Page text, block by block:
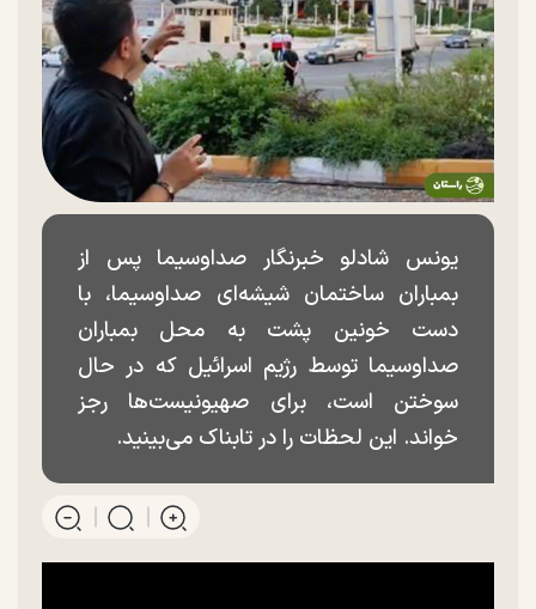
یونس شادلو خبرنگار صداوسیما پس از
بمباران ساختمان شیشه‌ای صداوسیما، با
دست خونین پشت به محل بمباران
صداوسیما توسط رژیم اسرائیل که در حال
سوختن است، برای صهیونیست‌ها رجز
خواند. این لحظات را در تابناک می‌بینید.